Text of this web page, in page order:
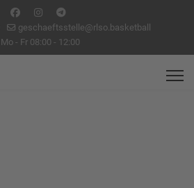
geschaeftsstelle@rlso.basketball
Mo - Fr 08:00 - 12:00